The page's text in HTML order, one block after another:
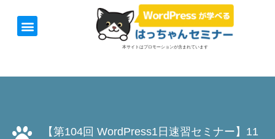
本サイトはプロモーションが含まれています
【第104回 WordPress1日速習セミナー】11